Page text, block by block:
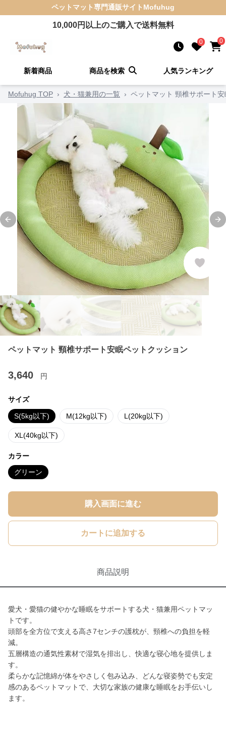
ペットマット専門通販サイト Mofuhug
10,000円以上のご購入で送料無料
0 0
新着商品 商品を検索 人気ランキング
Mofuhug TOP › 犬・猫兼用の一覧 › ペットマット 頸椎サポート
Previous slide
ペットマット 頸椎サポート安眠ペットクッション
3,640 円
サイズ
S(5kg以下) M(12kg以下) L(20kg以下)
XL(40kg以下)
カラー
グリーン
購入画面に進む
カートに追加する
商品説明
愛犬・愛猫の健やかな睡眠をサポートする犬・猫兼用ペットマッ
トです。
頭部を全方位で支える高さ7センチの護枕が、頸椎への負担を軽
減。
五層構造の通気性素材で湿気を排出し、快適な寝心地を提供しま
す。
柔らかな記憶綿が体をやさしく包み込み、どんな寝姿勢でも安定
感のあるペットマットで、大切な家族の健康な睡眠をお手伝いし
ます。